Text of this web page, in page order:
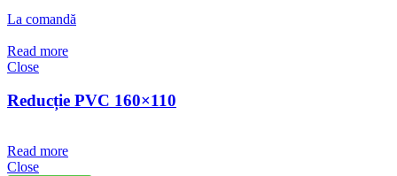
La comandă
Read more
Close
Reducție PVC 160×110
Read more
Close